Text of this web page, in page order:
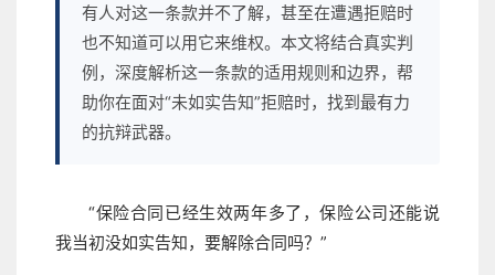
有人对这一条款并不了解，甚至在遭遇拒赔时
也不知道可以用它来维权。本文将结合真实判
例，深度解析这一条款的适用规则和边界，帮
助你在面对“未如实告知”拒赔时，找到最有力
的抗辩武器。
“保险合同已经生效两年多了，保险公司还能说
我当初没如实告知，要解除合同吗？”